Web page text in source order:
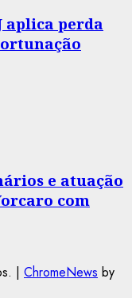
aplica perda
e atuação
com
| ChromeNews by